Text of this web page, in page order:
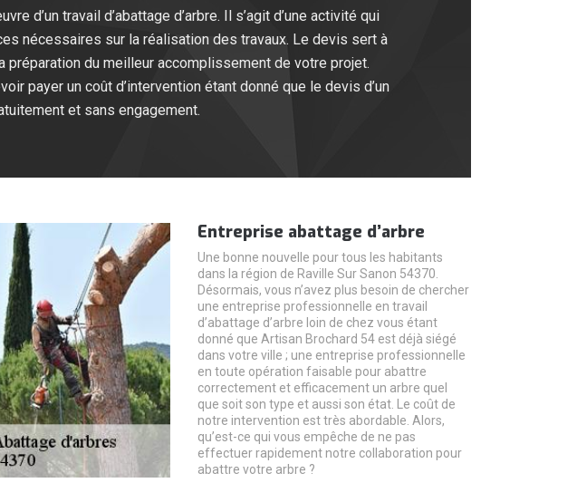
d’un travail d’abattage d’arbre. Il s’agit d’une activité qui
nécessaires sur la réalisation des travaux. Le devis sert à
du meilleur accomplissement de votre projet.
payer un coût d’intervention étant donné que le devis d’un
et sans engagement.
Entreprise abattage d’arbre
Une bonne nouvelle pour tous les habitants
dans la région de Raville Sur Sanon 54370.
Désormais, vous n’avez plus besoin de chercher
une entreprise professionnelle en travail
d’abattage d’arbre loin de chez vous étant
donné que Artisan Brochard 54 est déjà siégé
dans votre ville ; une entreprise professionnelle
en toute opération faisable pour abattre
correctement et efficacement un arbre quel
que soit son type et aussi son état. Le coût de
notre intervention est très abordable. Alors,
qu’est-ce qui vous empêche de ne pas
effectuer rapidement notre collaboration pour
abattre votre arbre ?